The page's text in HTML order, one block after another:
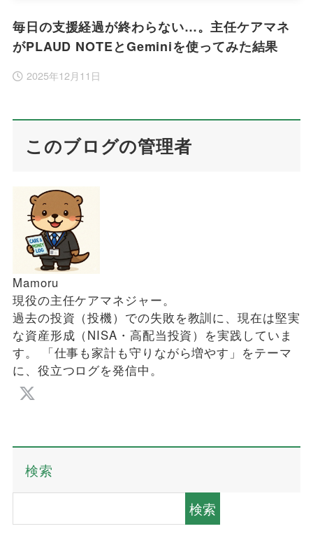
毎日の支援経過が終わらない…。主任ケアマネ
がPLAUD NOTEとGeminiを使ってみた結果
2025年12月11日
このブログの管理者
Mamoru
現役の主任ケアマネジャー。
過去の投資（投機）での失敗を教訓に、現在は堅実
な資産形成（NISA・高配当投資）を実践していま
す。 「仕事も家計も守りながら増やす」をテーマ
に、役立つログを発信中。
検索
検索